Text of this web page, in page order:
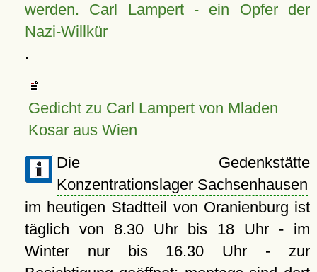
werden. Carl Lampert - ein Opfer der
Nazi-Willkür
.
Gedicht zu Carl Lampert von Mladen
Kosar aus Wien
Die Gedenkstätte
Konzentrationslager Sachsenhausen
im heutigen Stadtteil von Oranienburg ist
täglich von 8.30 Uhr bis 18 Uhr - im
Winter nur bis 16.30 Uhr - zur